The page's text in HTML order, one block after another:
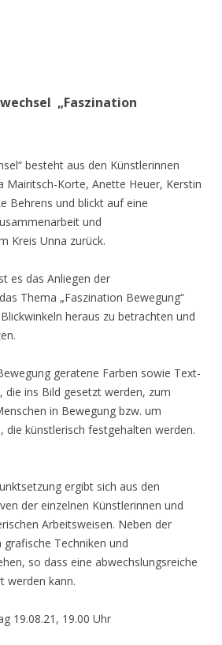
„Faszination
besteht aus den Künstlerinnen
Mairitsch-Korte, Anette Heuer, Kerstin
Behrens und blickt auf eine
und
Kreis Unna zurück.
es das Anliegen der
Thema „Faszination Bewegung“
heraus zu betrachten und
geratene Farben sowie Text-
die ins Bild gesetzt werden, zum
in Bewegung bzw. um
die künstlerisch festgehalten werden.
ergibt sich aus den
der einzelnen Künstlerinnen und
Arbeitsweisen. Neben der
Techniken und
so dass eine abwechslungsreiche
werden kann.
19.08.21, 19.00 Uhr